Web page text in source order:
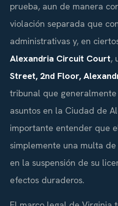
prueba, aun de manera
violación separada que
administrativas y, en
Alexandria Circuit Court,
Street, 2nd Floor,
tribunal que
asuntos en la Ciudad de
importante entender que
simplemente una multa
en la suspensión de su
efectos duraderos.